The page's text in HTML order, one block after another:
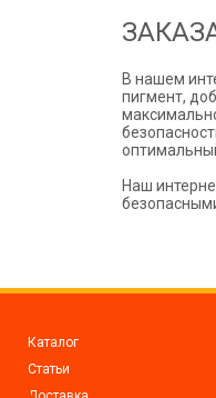
В нашем
пигмент,
Наш
Каталог
Статьи